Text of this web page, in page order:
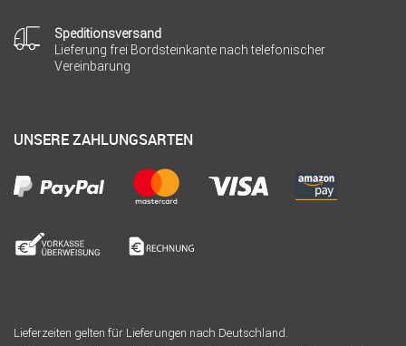
Speditionsversand
Lieferung frei Bordsteinkante nach telefonischer
Vereinbarung
UNSERE ZAHLUNGSARTEN
Lieferzeiten gelten für Lieferungen nach Deutschland.